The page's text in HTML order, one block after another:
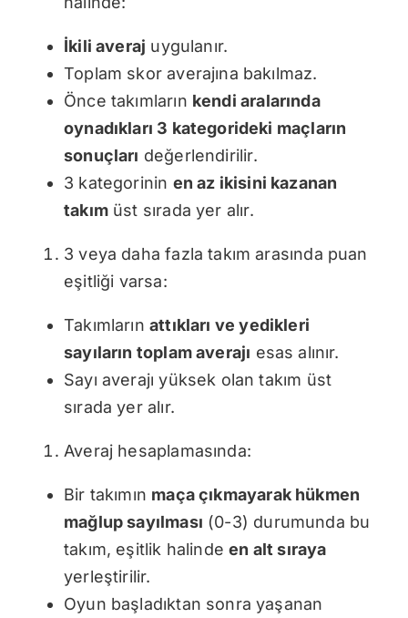
İkili averaj uygulanır.
Toplam skor averajına bakılmaz.
Önce takımların kendi aralarında
oynadıkları 3 kategorideki maçların
sonuçları değerlendirilir.
3 kategorinin en az ikisini kazanan
takımüst sırada yer alır.
3 veya daha fazla takım arasında puan
eşitliği varsa:
Takımların attıkları ve yedikleri
sayıların toplam averajı esas alınır.
Sayı averajı yüksek olan takım üst
sırada yer alır.
Averaj hesaplamasında:
Bir takımın maça çıkmayarak hükmen
mağlup sayılması (0-3) durumunda bu
takım, eşitlik halindeen alt sıraya
yerleştirilir.
Oyun başladıktan sonra yaşanan